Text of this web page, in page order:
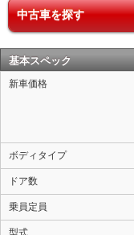
中古車を探す
基本スペック
新車価格
ボディタイプ
ドア数
乗員定員